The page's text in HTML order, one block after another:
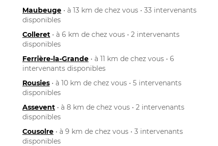
Maubeuge • à 13 km de chez vous • 33 intervenants
disponibles
Colleret • à 6 km de chez vous • 2 intervenants
disponibles
Ferrière-la-Grande • à 11 km de chez vous • 6
intervenants disponibles
Rousies • à 10 km de chez vous • 5 intervenants
disponibles
Assevent • à 8 km de chez vous • 2 intervenants
disponibles
Cousolre • à 9 km de chez vous • 3 intervenants
disponibles